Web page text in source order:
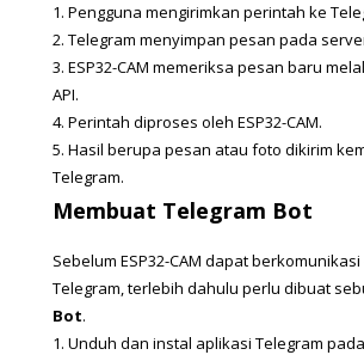
1. Pengguna mengirimkan perintah ke
2. Telegram menyimpan pesan pada
3. ESP32-CAM memeriksa pesan baru
API.
4. Perintah diproses oleh ESP32-CAM.
5. Hasil berupa pesan atau foto dikirim
Telegram.
Membuat Telegram Bot
Sebelum ESP32-CAM dapat
Telegram, terlebih dahulu perlu dibuat
Bot.
1. Unduh dan instal aplikasi Telegram